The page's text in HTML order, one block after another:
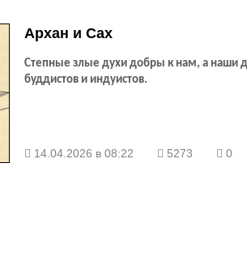
Архан и Сах
Степные злые духи добры к нам, а наши
буддистов и индуистов.
14.04.2026 в 08:22 5273 0